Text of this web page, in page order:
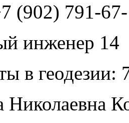
(902) 791-
инженер 14
в геодезии:
Николаевна